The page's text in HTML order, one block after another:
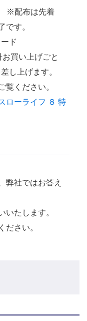
※配布は先着
です。
ド
買い上げごと
し上げます。
覧ください。
ローライフ ８ 特
弊社ではお答え
たします。
ださい。